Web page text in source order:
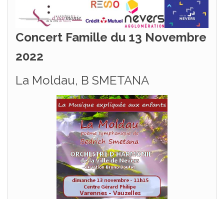
Concert Famille du 13 Novembre
2022
La Moldau, B SMETANA